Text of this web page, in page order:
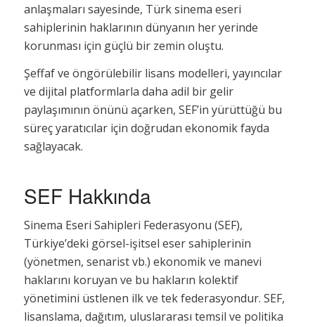
anlaşmaları sayesinde, Türk sinema eseri
sahiplerinin haklarının dünyanın her yerinde
korunması için güçlü bir zemin oluştu.
Şeffaf ve öngörülebilir lisans modelleri, yayıncılar
ve dijital platformlarla daha adil bir gelir
paylaşımının önünü açarken, SEF’in yürüttüğü bu
süreç yaratıcılar için doğrudan ekonomik fayda
sağlayacak.
SEF Hakkında
Sinema Eseri Sahipleri Federasyonu (SEF),
Türkiye’deki görsel-işitsel eser sahiplerinin
(yönetmen, senarist vb.) ekonomik ve manevi
haklarını koruyan ve bu hakların kolektif
yönetimini üstlenen ilk ve tek federasyondur. SEF,
lisanslama, dağıtım, uluslararası temsil ve politika